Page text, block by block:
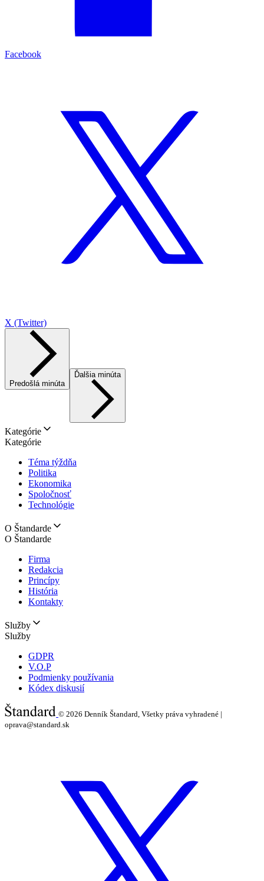
Facebook
X (Twitter)
Predošlá minúta
Ďalšia minúta
Kategórie
Kategórie
Téma týždňa
Politika
Ekonomika
Spoločnosť
Technológie
O Štandarde
O Štandarde
Firma
Redakcia
Princípy
História
Kontakty
Služby
Služby
GDPR
V.O.P
Podmienky používania
Kódex diskusií
© 2026 Denník Štandard, Všetky práva vyhradené |
oprava@standard.sk